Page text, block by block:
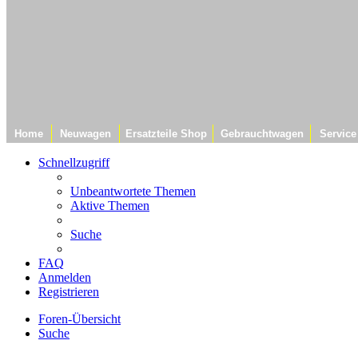
Home Neuwagen Ersatzteile Shop Gebrauchtwagen Service
Schnellzugriff
Unbeantwortete Themen
Aktive Themen
Suche
FAQ
Anmelden
Registrieren
Foren-Übersicht
Suche